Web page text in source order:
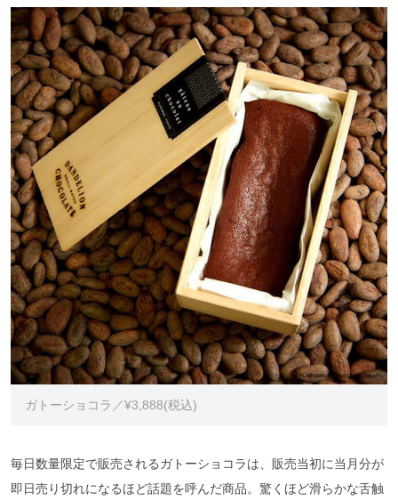
ガトーショコラ／¥3,888(税込)
毎日数量限定で販売されるガトーショコラは、販売当初に当月分が
即日売り切れになるほど話題を呼んだ商品。驚くほど滑らかな舌触